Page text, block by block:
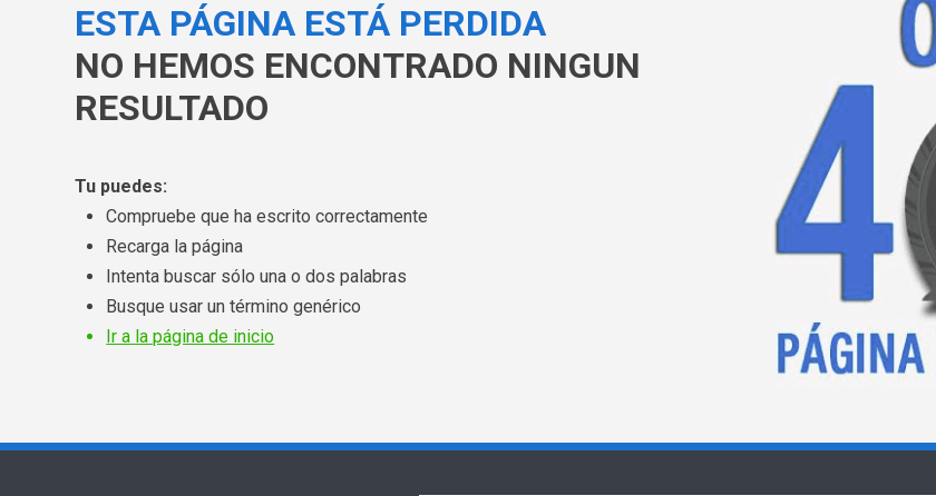
ESTA PÁGINA ESTÁ PERDIDA
NO HEMOS ENCONTRADO NINGUN
RESULTADO
Tu puedes:
Compruebe que ha escrito correctamente
Recarga la página
Intenta buscar sólo una o dos palabras
Busque usar un término genérico
Ir a la página de inicio